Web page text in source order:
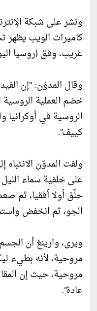
ونشر على شبكة
كاميرات الويب يظهر
غريب، وفق (روسيا
خضم العملية الروسية
الروسية في
كييف".
ولفت المدوّن
على خلفية سماء
حلّق أولا أفقيا، ثم
الجو، ثم انخفض
ويرى، وارينغ أن
مروحية، لأنه بطيء
مروحية، حيث إن
عادة".